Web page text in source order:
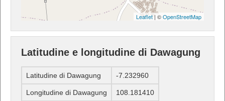
Leaflet | ©OpenStreetMap
Latitudine e longitudine di Dawagung
Latitudine di Dawagung -7.232960
Longitudine di Dawagung 108.181410